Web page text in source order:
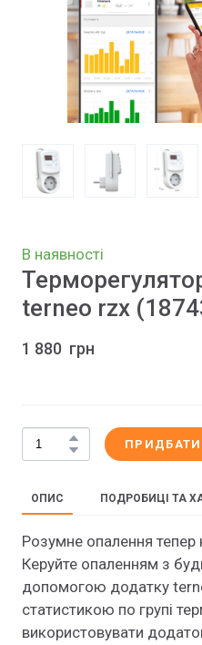
В наявності
terneo rzx
1 880  грн
ПРИДБАТИ
ОПИС ПОДРОБИЦІ ТА
Розумне опалення
Керуйте опаленням з
допомогою додатку
статистикою по групі
використовувати